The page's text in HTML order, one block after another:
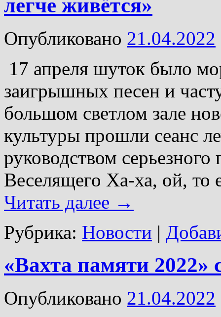
легче живётся»
Опубликовано 21.04.2022
17 апреля шуток было
заигрышных песен и
большом светлом зале
культуры прошли сеанс
руководством
Веселящего Ха-ха, ой,
Читать далее →
Рубрика: Новости |
«Вахта памяти 2022»
Опубликовано 21.04.2022